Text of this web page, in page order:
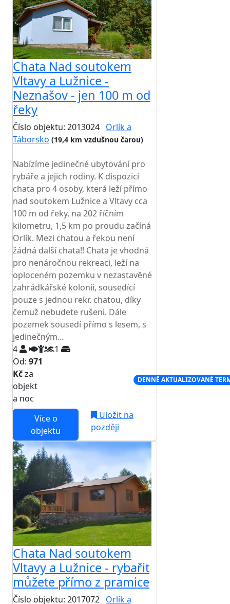
Chata Nad soutokem
Vltavy a Lužnice -
Neznašov - jen 100 m od
řeky
Číslo objektu: 2013024 Orlík a
Táborsko (19,4 km vzdušnou čarou)
Nabízíme jedinečné ubytování pro
rybáře a jejich rodiny. K dispozici
chata pro 4 osoby, která leží přímo
nad soutokem Lužnice a Vltavy cca
100 m od řeky, na 202 říčním
kilometru, 1,5 km po proudu začíná
Orlík. Mezi chatou a řekou není
žádná další chata!! Chata je vhodná
pro nenáročnou rekreaci, leží na
oploceném pozemku v nezastavěné
zahrádkářské kolonii, sousedící
pouze s jednou rekr. chatou, díky
čemuž nebudete rušeni. Dále
pozemek sousedí přímo s lesem, s
jedinečným...
4
1
Od: 971
Kčza
objekt
a noc
DENNĚ AKTUALIZOVANÉ
Více o
objektu
Uložit na
později
Chata Nad soutokem
Vltavy a Lužnice - rybařit
můžete přímo z pramice
Číslo objektu: 2017072 Orlík a